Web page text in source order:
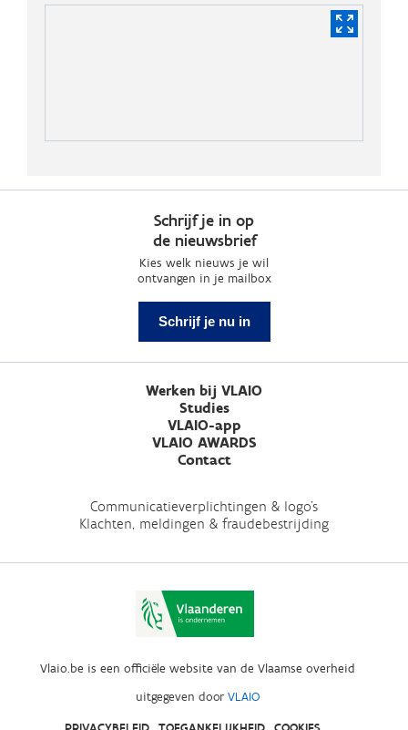
Schrijf je in op
de nieuwsbrief
Kies welk nieuws je wil
ontvangen in je mailbox
Schrijf je nu in
Werken bij VLAIO
Studies
VLAIO-app
VLAIO AWARDS
Contact
Communicatieverplichtingen & logo's
Klachten, meldingen & fraudebestrijding
Vlaio.be is een officiële website van de Vlaamse overheid
uitgegeven door VLAIO